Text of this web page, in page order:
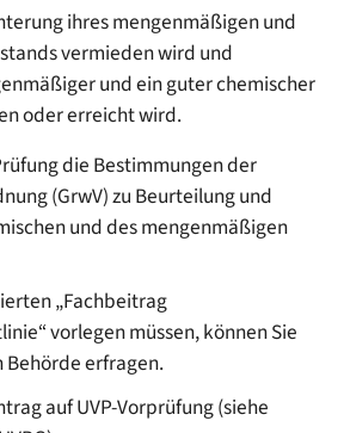
ihres mengenmäßigen und
vermieden wird und
und ein guter chemischer
oder erreicht wird.
die Bestimmungen der
(GrwV) zu Beurteilung und
und des mengenmäßigen
„Fachbeitrag
vorlegen müssen, können Sie
erfragen.
auf UVP-Vorprüfung (siehe